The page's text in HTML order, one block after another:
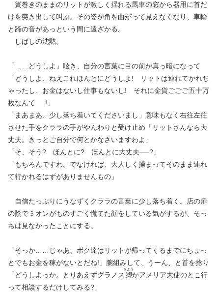
簀巻きのままのリットが激しく揺れる馬車の窓から器用に首だ
けを突き出して叫ぶ。その姿が角を曲がって見えなくなり、車輪
と蹄の音があっという間に遠ざかる。
しばしの沈黙。
「……どうしよ」呟き、自分の言葉に目の前が真っ暗になって
「どうしよ、ねえこれほんとにどうしよ! リットは連れてかれち
ゃったし、お金はないし仕事もないし! それに金貨ごごご五十万
枚なんて──!」
「まあまあ、少し落ち着いてくださいまし」意味もなく右往左往
させた手をクララの手がやんわりと受け止め「リットさんなら大
丈夫。きっとご自分で何とかなさいますわよ」
「そ、そう? ほんとに? ほんとに大丈夫──?」
「もちろんですわ。でなければ、大人しく捕まってそのまま連れ
て行かれるはずがありませんもの」
自信たっぷりにうなずくクララの言葉に少し落ち着く。店の扉
の陰でミオンがものすごく慌てた顔をしている気がするが、そっ
ちは見なかったことにする。
「そっか……じゃあ、ボク達はリットが帰ってくるまでにちょっ
とでもお金を稼がないとだね!」腕組みして、うーん、と首を捻り
「どうしよっか。とりあえずグラノス 卿
きよう
かアメリア大使のとこ行
って相談するだけしてみる?」